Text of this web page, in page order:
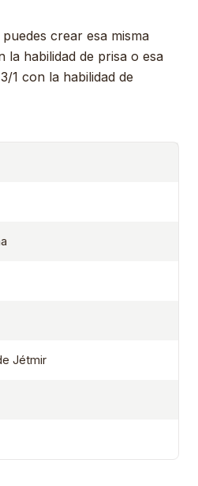
crear esa misma
la habilidad de prisa o esa
1 con la habilidad de
Jétmir